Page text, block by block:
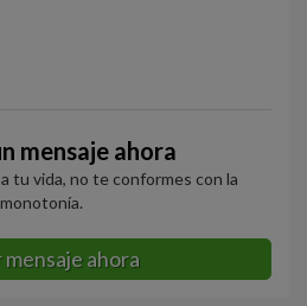
mensaje ahora
tu vida, no te conformes con la
monotonía.
mensaje ahora